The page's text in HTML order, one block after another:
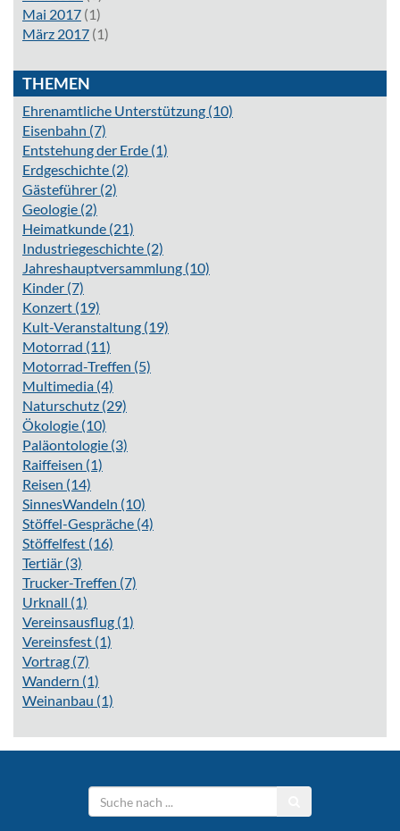
Mai 2017 (1)
März 2017 (1)
THEMEN
Ehrenamtliche Unterstützung (10)
Eisenbahn (7)
Entstehung der Erde (1)
Erdgeschichte (2)
Gästeführer (2)
Geologie (2)
Heimatkunde (21)
Industriegeschichte (2)
Jahreshauptversammlung (10)
Kinder (7)
Konzert (19)
Kult-Veranstaltung (19)
Motorrad (11)
Motorrad-Treffen (5)
Multimedia (4)
Naturschutz (29)
Ökologie (10)
Paläontologie (3)
Raiffeisen (1)
Reisen (14)
SinnesWandeln (10)
Stöffel-Gespräche (4)
Stöffelfest (16)
Tertiär (3)
Trucker-Treffen (7)
Urknall (1)
Vereinsausflug (1)
Vereinsfest (1)
Vortrag (7)
Wandern (1)
Weinanbau (1)